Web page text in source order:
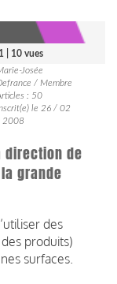
| 10 vues
Josée
/ Membre
: 50
le 26 / 02
2008
direction de
grande
des
produits)
surfaces.